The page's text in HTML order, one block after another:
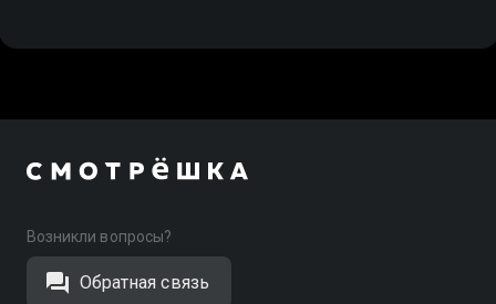
Возникли вопросы?
Обратная связь